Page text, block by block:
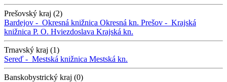
Prešovský kraj (2)
Bardejov - Okresná knižnica Okresná kn. Prešov - Krajská
knižnica P. O. Hviezdoslava Krajská kn.
Trnavský kraj (1)
Sereď - Mestská knižnica Mestská kn.
Banskobystrický kraj (0)